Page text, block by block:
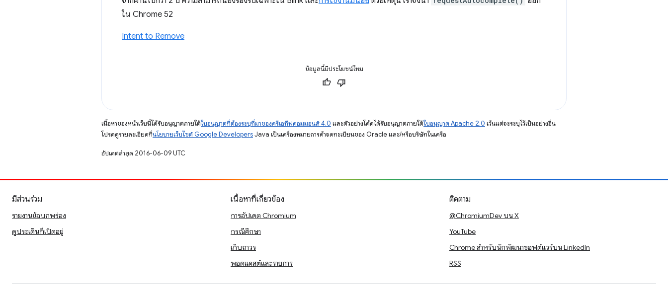
ใน Chrome 52
Intent to Remove
ข้อมูลนี้มีประโยชน์ไหม
เนื้อหาของหน้าเว็บนี้ได้รับอนุญาตภายใต้ใบอนุญาตที่ต้องระบุที่มาของครีเอทีฟคอมมอนส์ 4.0 และตัวอย่างโค้ดได้รับอนุญาตภายใต้ใบอนุญาต Apache 2.0 เว้นแต่จะระบุไว้เป็นอย่างอื่น
โปรดดูรายละเอียดที่นโยบายเว็บไซต์ Google DevelopersJava เป็นเครื่องหมายการค้าจดทะเบียนของ Oracle และ/หรือบริษัทในเครือ
อัปเดตล่าสุด 2016-06-09 UTC
มีส่วนร่วม
รายงานข้อบกพร่อง
ดูประเด็นที่เปิดอยู่
เนื้อหาที่เกี่ยวข้อง
การอัปเดต Chromium
กรณีศึกษา
เก็บถาวร
พอดแคสต์และรายการ
ติดตาม
@ChromiumDev บน X
YouTube
Chrome สำหรับนักพัฒนาซอฟต์แวร์บน LinkedIn
RSS